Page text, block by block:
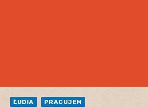
ĽUDIA PRACUJEM